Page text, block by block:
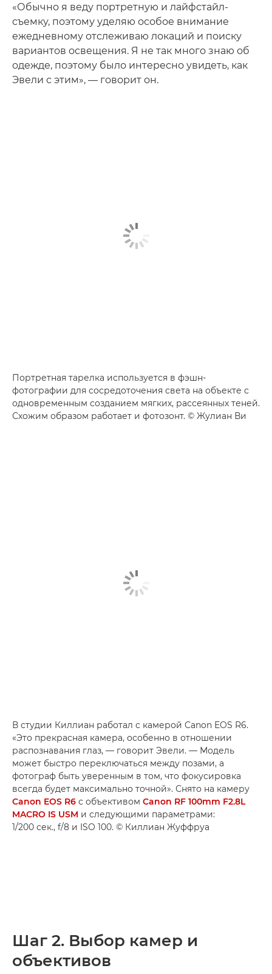
«Обычно я веду портретную и лайфстайл-
съемку, поэтому уделяю особое внимание
ежедневному отслеживаю локаций и поиску
вариантов освещения. Я не так много знаю об
одежде, поэтому было интересно увидеть, как
Эвели с этим», — говорит он.
Портретная тарелка используется в фэшн-
фотографии для сосредоточения света на объекте с
одновременным созданием мягких, рассеянных теней.
Схожим образом работает и фотозонт. © Жулиан Ви
В студии Киллиан работал с камерой Canon EOS R6.
«Это прекрасная камера, особенно в отношении
распознавания глаз, — говорит Эвели. — Модель
может быстро переключаться между позами, а
фотограф быть уверенным в том, что фокусировка
всегда будет максимально точной». Снято на камеру
Canon EOS R6 с объективом Canon RF 100mm F2.8L
MACRO IS USM и следующими параметрами:
1/200 сек., f/8 и ISO 100. © Киллиан Жуффруа
Шаг 2. Выбор камер и
объективов